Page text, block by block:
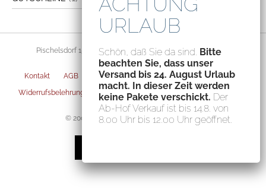
Pischelsdorf 156, 8212 Pischelsdorf, Austria – ATU70094435
Kontakt AGB Datenschutz Impressum
Versandarten
Widerrufsbelehrung
Zahlungsarten Privatsphäre-Einstellungen
© 2004-2026 Fischerauer Feinstes GmbH
Schön, daß Sie da sind. Bitte
beachten Sie, dass unser
Versand bis 24. August Urlaub
macht. In dieser Zeit werden
keine Pakete verschickt. Der
Ab-Hof Verkauf ist bis 14.8. von
8.00 Uhr bis 12.00 Uhr geöffnet.